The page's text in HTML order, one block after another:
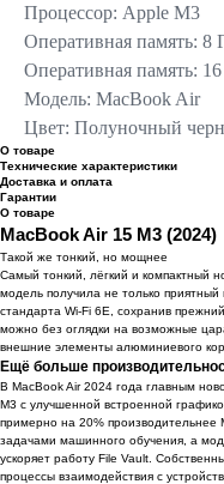
Процессор: Apple M3
Оперативная память: 8
Оперативная память:
Модель: MacBook Air
Цвет: Полуночный
О товаре
Технические характеристики
Доставка и оплата
Гарантии
О товаре
MacBook Air 15 M3 (2024)
Такой же тонкий, но мощнее
Самый тонкий, лёгкий и компактный
модель получила не только
стандарта Wi-Fi 6E, сохранив
можно без оглядки на возможные
внешние элементы алюминиевого
Ещё больше
В MacBook Air 2024 года главным
M3 с улучшенной встроенной
примерно на 20%
задачами машинного обучения, а
ускоряет работу File Vault.
процессы взаимодействия с